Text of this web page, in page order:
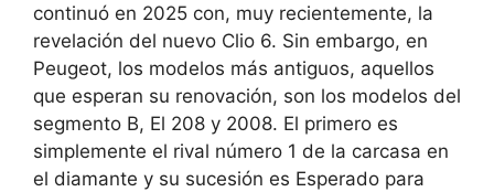
continuó en 2025 con, muy recientemente, la
revelación del nuevo Clio 6. Sin embargo, en
Peugeot, los modelos más antiguos, aquellos
que esperan su renovación, son los modelos del
segmento B, El 208 y 2008. El primero es
simplemente el rival número 1 de la carcasa en
el diamante y su sucesión es Esperado para